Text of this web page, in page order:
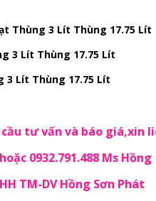
Thùng 3 Lít Thùng 17.75 Lít
3 Lít Thùng 17.75 Lít
3 Lít Thùng 17.75 Lít
tư vấn và báo giá,xin
0932.791.488 Ms Hồng
TM-DV Hồng Sơn Phát